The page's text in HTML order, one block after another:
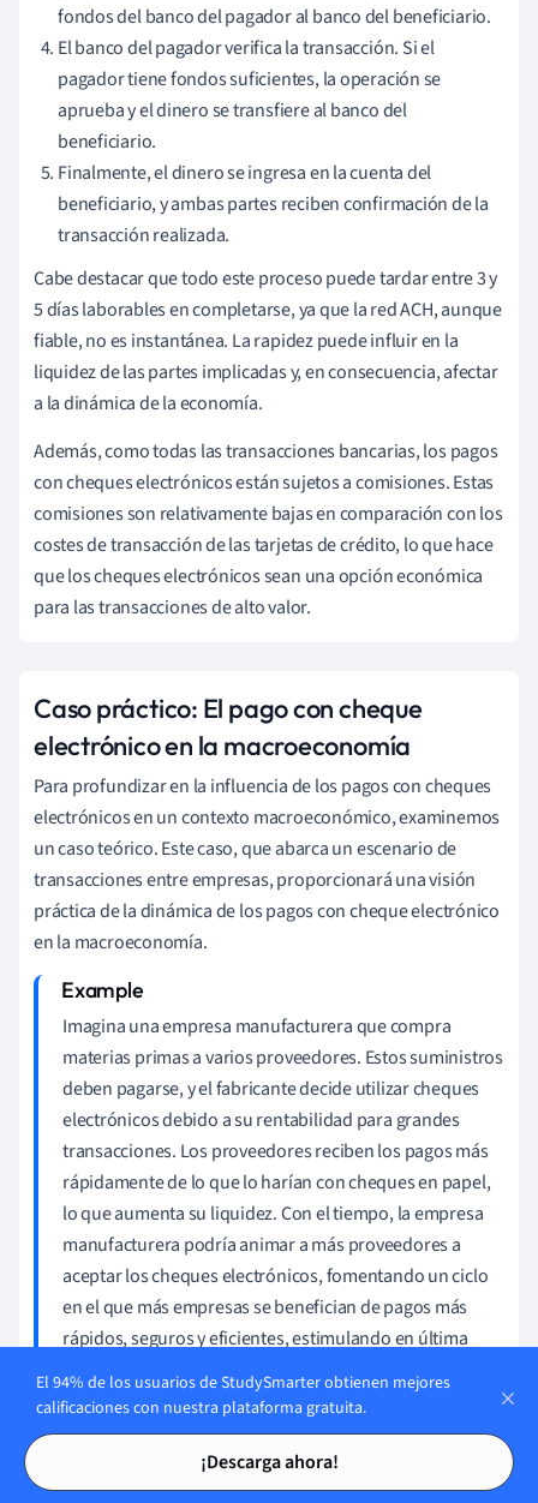
Tarjetas de estudio
Tarjetas de estudio
fondos del banco del pagador al banco del beneficiario.
El banco del pagador verifica la transacción. Si el
pagador tiene fondos suficientes, la operación se
aprueba y el dinero se transfiere al banco del
beneficiario.
Finalmente, el dinero se ingresa en la cuenta del
beneficiario, y ambas partes reciben confirmación de la
transacción realizada.
Cabe destacar que todo este proceso puede tardar entre 3 y
5 días laborables en completarse, ya que la red ACH, aunque
fiable, no es instantánea. La rapidez puede influir en la
liquidez de las partes implicadas y, en consecuencia, afectar
a la dinámica de la economía.
Además, como todas las transacciones bancarias, los pagos
con cheques electrónicos están sujetos a comisiones. Estas
comisiones son relativamente bajas en comparación con los
costes de transacción de las tarjetas de crédito, lo que hace
que los cheques electrónicos sean una opción económica
para las transacciones de alto valor.
Caso práctico: El pago con cheque
electrónico en la macroeconomía
Para profundizar en la influencia de los pagos con cheques
electrónicos en un contexto macroeconómico, examinemos
un caso teórico. Este caso, que abarca un escenario de
transacciones entre empresas, proporcionará una visión
práctica de la dinámica de los pagos con cheque electrónico
en la macroeconomía.
Imagina una empresa manufacturera que compra
materias primas a varios proveedores. Estos suministros
deben pagarse, y el fabricante decide utilizar cheques
electrónicos debido a su rentabilidad para grandes
transacciones. Los proveedores reciben los pagos más
rápidamente de lo que lo harían con cheques en papel,
lo que aumenta su liquidez. Con el tiempo, la empresa
manufacturera podría animar a más proveedores a
aceptar los cheques electrónicos, fomentando un ciclo
en el que más empresas se benefician de pagos más
rápidos, seguros y eficientes, estimulando en última
instancia la actividad económica. Sin embargo, a nivel
macroeconómico, estas actividades aumentan la
demanda de infraestructura digital y requieren medidas
estrictas de ciberseguridad, lo que influye en las
políticas y normativas de la economía digital.
El 94% de los usuarios de StudySmarter obtienen mejores
calificaciones con nuestra plataforma gratuita.
¡Descarga ahora!